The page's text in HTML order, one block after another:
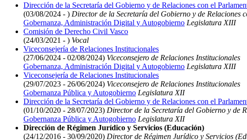
Dirección de la Secretaría del Gobierno y de Relaciones con el
(03/08/2024 - ) Director de la Secretaría del Gobierno y de Relaciones
Gobernanza, Administración Digital y Autogobierno Legislatura XIII
Comisión de Derecho Civil Vasco
(24/03/2021 - ) Vocal
Viceconsejería de Relaciones Institucionales
(27/06/2024 - 02/08/2024) Viceconsejero de Relaciones Institucionales
Gobernanza, Administración Digital y Autogobierno Legislatura XIII
Viceconsejería de Relaciones Institucionales
(29/07/2023 - 26/06/2024) Viceconsejero de Relaciones Institucionales
Gobernanza Pública y Autogobierno Legislatura XII
Dirección de la Secretaría del Gobierno y de Relaciones con el
(01/10/2020 - 28/07/2023) Director de la Secretaría del Gobierno y de
Gobernanza Pública y Autogobierno Legislatura XII
Dirección de Régimen Jurídico y Servicios (Educación)
(24/12/2016 - 30/09/2020) Director de Régimen Jurídico y Servicios